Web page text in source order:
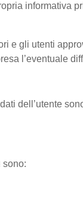
informativa
e gli utenti
l’eventuale
dell’utente
sono: